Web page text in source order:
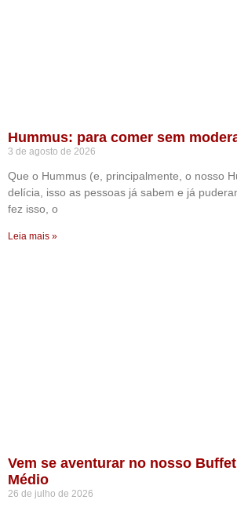
Hummus: para comer sem
3 de agosto de 2026
Que o Hummus (e, principalmente, o nosso
delícia, isso as pessoas já sabem e já
fez isso, o
Leia mais »
Vem se aventurar no nosso
Médio
26 de julho de 2026